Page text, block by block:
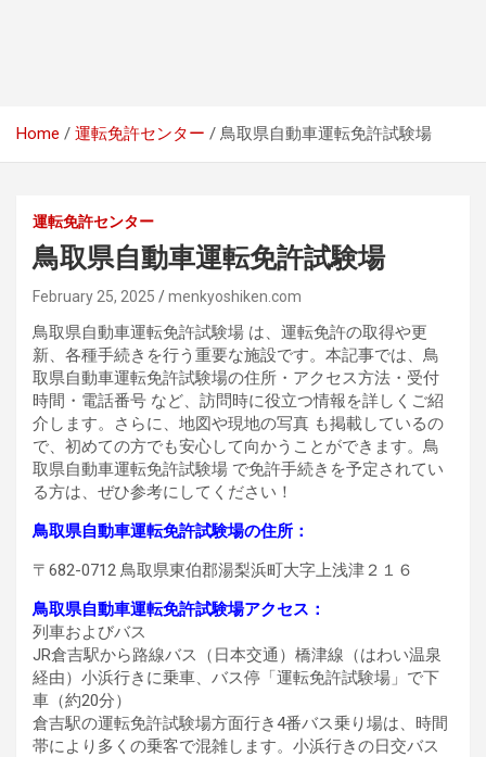
Home 運転免許センター 鳥取県自動車運転免許試験場
運転免許センター
鳥取県自動車運転免許試験場
February 25, 2025 menkyoshiken.com
鳥取県自動車運転免許試験場 は、運転免許の取得や更
新、各種手続きを行う重要な施設です。本記事では、鳥
取県自動車運転免許試験場の住所・アクセス方法・受付
時間・電話番号 など、訪問時に役立つ情報を詳しくご紹
介します。さらに、地図や現地の写真 も掲載しているの
で、初めての方でも安心して向かうことができます。鳥
取県自動車運転免許試験場 で免許手続きを予定されてい
る方は、ぜひ参考にしてください！
鳥取県自動車運転免許試験場の住所：
〒682-0712 鳥取県東伯郡湯梨浜町大字上浅津２１６
鳥取県自動車運転免許試験場アクセス：
列車およびバス
JR倉吉駅から路線バス（日本交通）橋津線（はわい温泉
経由）小浜行きに乗車、バス停「運転免許試験場」で下
車（約20分）
倉吉駅の運転免許試験場方面行き4番バス乗り場は、時間
帯により多くの乗客で混雑します。小浜行きの日交バス